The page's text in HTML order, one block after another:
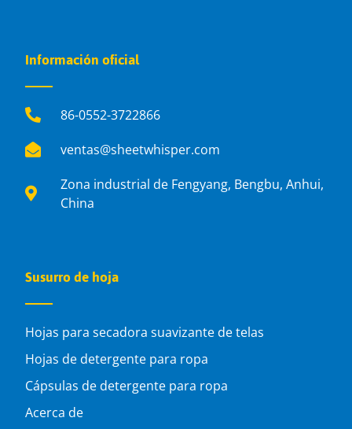
Información oficial
86-0552-3722866
ventas@sheetwhisper.com
Zona industrial de Fengyang, Bengbu, Anhui,
China
Susurro de hoja
Hojas para secadora suavizante de telas
Hojas de detergente para ropa
Cápsulas de detergente para ropa
Acerca de